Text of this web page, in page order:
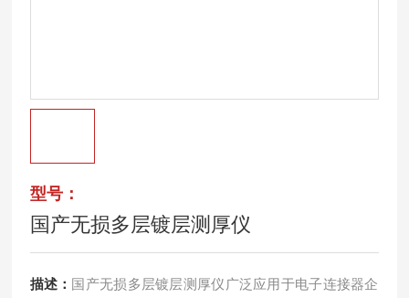
型号：
国产无损多层镀层测厚仪
描述： 国产无损多层镀层测厚仪广泛应用于电子连接器企